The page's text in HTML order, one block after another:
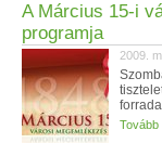
A Március 15-i
programja
2009.
Tovább